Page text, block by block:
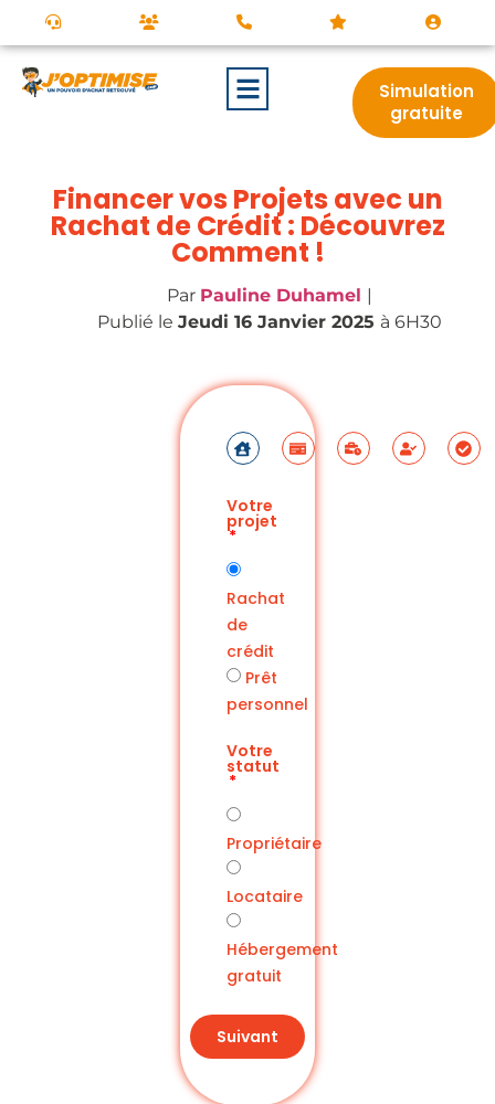
Simulation
gratuite
Financer vos Projets avec un
Rachat de Crédit : Découvrez
Comment !
Par Pauline Duhamel |
Publié le Jeudi 16 Janvier 2025 à 6H30
Votre
projet
Rachat
de
crédit
Prêt
personnel
Votre
statut
Propriétaire
Locataire
Hébergement
gratuit
Suivant